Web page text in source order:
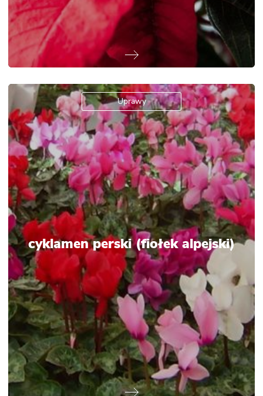
Uprawy
cyklamen perski (fiołek alpejski)